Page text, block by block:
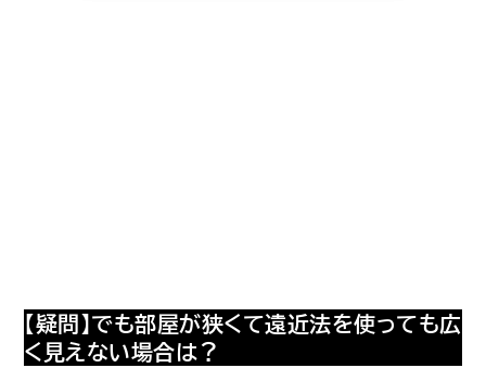
【疑問】でも部屋が狭くて遠近法を使っても広
く見えない場合は？